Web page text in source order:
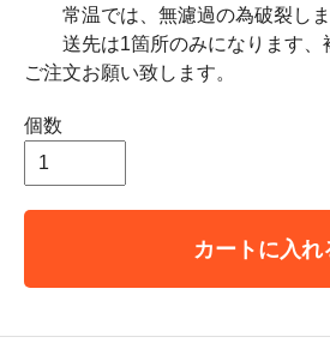
常温では、無濾過の為破裂しま
送先は1箇所のみになります、
ご注文お願い致します。
個数
カートに入れ